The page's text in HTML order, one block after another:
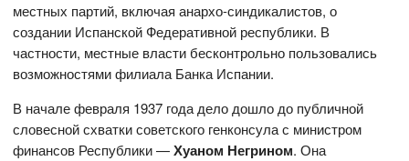
местных партий, включая анархо-синдикалистов, о
создании Испанской Федеративной республики. В
частности, местные власти бесконтрольно пользовались
возможностями филиала Банка Испании.
В начале февраля 1937 года дело дошло до публичной
словесной схватки советского генконсула с министром
финансов Республики —Хуаном Негрином. Она